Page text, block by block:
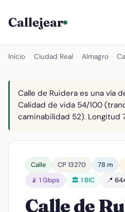
Callejear
Inicio Ciudad Real Almagro
Calle de Ruidera es una vía
Calidad de vida 54/100
caminabilidad 52). Longitud
Calle CP 13270 78 m
📡 1 Gbps
🏛️ 1 BIC 📍
Calle de